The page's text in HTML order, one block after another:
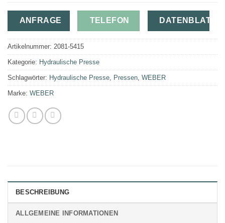
ANFRAGE TELEFON DATENBLATT
Artikelnummer: 2081-5415
Kategorie: Hydraulische Presse
Schlagwörter: Hydraulische Presse, Pressen, WEBER
Marke: WEBER
BESCHREIBUNG
ALLGEMEINE INFORMATIONEN